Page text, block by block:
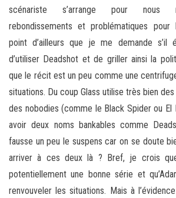
scénariste s’arrange pour nous
rebondissements et problématiques pour
point d’ailleurs que je me demande s’il
d’utiliser Deadshot et de griller ainsi la
que le récit est un peu comme une
situations. Du coup Glass utilise très bien
des nobodies (comme le Black Spider ou El
avoir deux noms bankables comme
fausse un peu le suspens car on se doute
arriver à ces deux là ? Bref, je crois
potentiellement une bonne série et
renvouveler les situations. Mais à